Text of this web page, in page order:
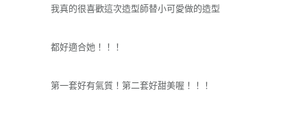
我真的很喜歡這次造型師替小可愛做的造型
都好適合她！！！
第一套好有氣質！第二套好甜美喔！！！